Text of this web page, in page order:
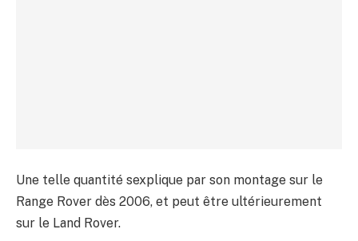
Une telle quantité sexplique par son montage sur le
Range Rover dès 2006, et peut être ultérieurement
sur le Land Rover.